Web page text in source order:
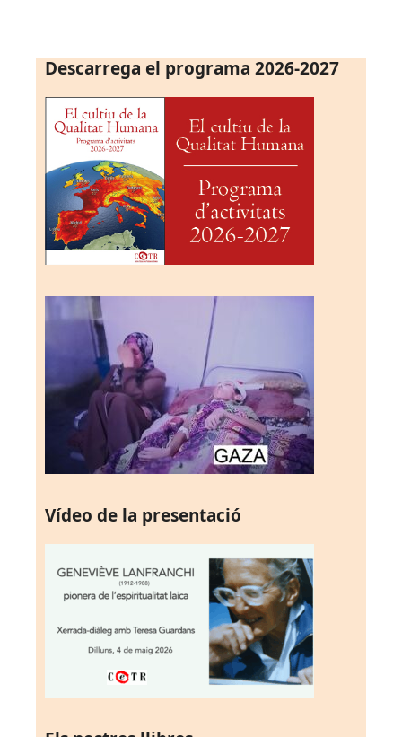
Descarrega el programa 2026-2027
Vídeo de la presentació